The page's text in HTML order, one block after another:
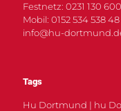
Festnetz: 0231 130
Mobil: 0152 534 538 48
info@hu-
Tags
Hu Dortmund | hu